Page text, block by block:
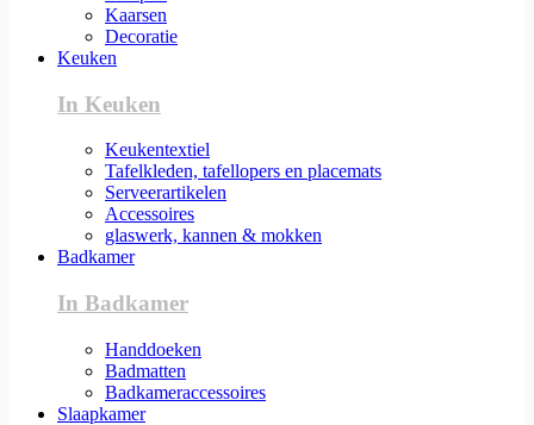
Kaarsen
Decoratie
Keuken
In Keuken
Keukentextiel
Tafelkleden, tafellopers en placemats
Serveerartikelen
Accessoires
glaswerk, kannen & mokken
Badkamer
In Badkamer
Handdoeken
Badmatten
Badkameraccessoires
Slaapkamer